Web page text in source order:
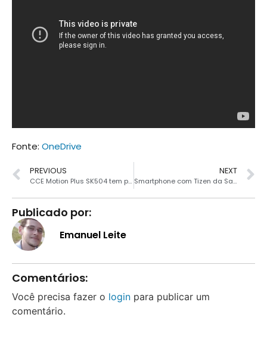
Fonte: OneDrive
PREVIOUS
CCE Motion Plus SK504 tem preço reduzido
NEXT
Smartphone com Tizen da Samsung pode ser lançado no MWC 2014
Publicado por:
Emanuel Leite
Comentários:
Você precisa fazer o login para publicar um
comentário.